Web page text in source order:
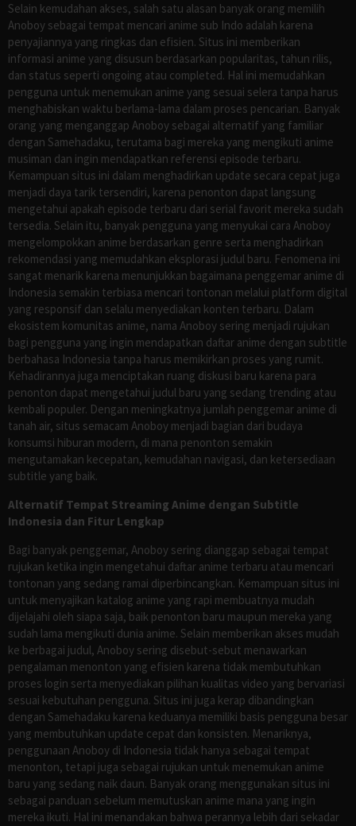
Selain kemudahan akses, salah satu alasan banyak orang memilih
Anoboy sebagai tempat mencari anime sub Indo adalah karena
penyajiannya yang ringkas dan efisien. Situs ini memberikan
informasi anime yang disusun berdasarkan popularitas, tahun rilis,
dan status seperti ongoing atau completed. Hal ini memudahkan
pengguna untuk menemukan anime yang sesuai selera tanpa harus
menghabiskan waktu berlama-lama dalam proses pencarian. Banyak
orang yang menganggap Anoboy sebagai alternatif yang familiar
dengan Samehadaku, terutama bagi mereka yang mengikuti anime
musiman dan ingin mendapatkan referensi episode terbaru.
Kemampuan situs ini dalam menghadirkan update secara cepat juga
menjadi daya tarik tersendiri, karena penonton dapat langsung
mengetahui apakah episode terbaru dari serial favorit mereka sudah
tersedia. Selain itu, banyak pengguna yang menyukai cara Anoboy
mengelompokkan anime berdasarkan genre serta menghadirkan
rekomendasi yang memudahkan eksplorasi judul baru. Fenomena ini
sangat menarik karena menunjukkan bagaimana penggemar anime di
Indonesia semakin terbiasa mencari tontonan melalui platform digital
yang responsif dan selalu menyediakan konten terbaru. Dalam
ekosistem komunitas anime, nama Anoboy sering menjadi rujukan
bagi pengguna yang ingin mendapatkan daftar anime dengan subtitle
berbahasa Indonesia tanpa harus memikirkan proses yang rumit.
Kehadirannya juga menciptakan ruang diskusi baru karena para
penonton dapat mengetahui judul baru yang sedang trending atau
kembali populer. Dengan meningkatnya jumlah penggemar anime di
tanah air, situs semacam Anoboy menjadi bagian dari budaya
konsumsi hiburan modern, di mana penonton semakin
mengutamakan kecepatan, kemudahan navigasi, dan ketersediaan
subtitle yang baik.
Alternatif Tempat Streaming Anime dengan Subtitle
Indonesia dan Fitur Lengkap
Bagi banyak penggemar, Anoboy sering dianggap sebagai tempat
rujukan ketika ingin mengetahui daftar anime terbaru atau mencari
tontonan yang sedang ramai diperbincangkan. Kemampuan situs ini
untuk menyajikan katalog anime yang rapi membuatnya mudah
dijelajahi oleh siapa saja, baik penonton baru maupun mereka yang
sudah lama mengikuti dunia anime. Selain memberikan akses mudah
ke berbagai judul, Anoboy sering disebut-sebut menawarkan
pengalaman menonton yang efisien karena tidak membutuhkan
proses login serta menyediakan pilihan kualitas video yang bervariasi
sesuai kebutuhan pengguna. Situs ini juga kerap dibandingkan
dengan Samehadaku karena keduanya memiliki basis pengguna besar
yang membutuhkan update cepat dan konsisten. Menariknya,
penggunaan Anoboy di Indonesia tidak hanya sebagai tempat
menonton, tetapi juga sebagai rujukan untuk menemukan anime
baru yang sedang naik daun. Banyak orang menggunakan situs ini
sebagai panduan sebelum memutuskan anime mana yang ingin
mereka ikuti. Hal ini menandakan bahwa perannya lebih dari sekadar